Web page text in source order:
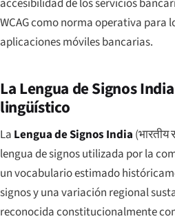
accesibilidad de los servicios
WCAG como norma operativa para
aplicaciones móviles bancarias.
La Lengua de Signos
lingüístico
La Lengua de Signos India (भारतीय
lengua de signos utilizada por la
un vocabulario estimado
signos y una variación regional
reconocida constitucionalmente